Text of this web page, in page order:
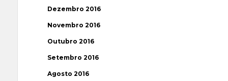
Dezembro 2016
Novembro 2016
Outubro 2016
Setembro 2016
Agosto 2016